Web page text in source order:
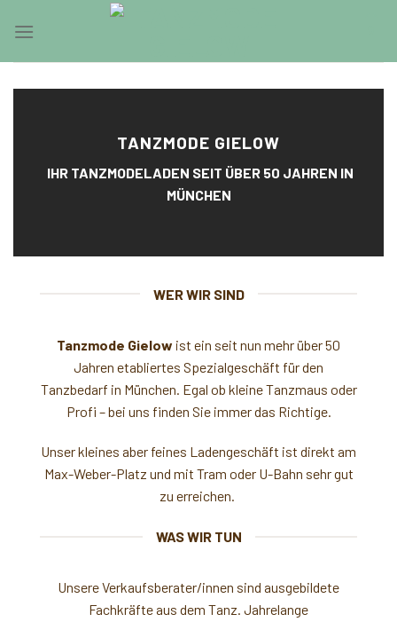
TANZMODE GIELOW
IHR TANZMODELADEN SEIT ÜBER 50 JAHREN IN
MÜNCHEN
WER WIR SIND
Tanzmode Gielow ist ein seit nun mehr über 50
Jahren etabliertes Spezialgeschäft für den
Tanzbedarf in München. Egal ob kleine Tanzmaus oder
Profi – bei uns finden Sie immer das Richtige.
Unser kleines aber feines Ladengeschäft ist direkt am
Max-Weber-Platz und mit Tram oder U-Bahn sehr gut
zu erreichen.
WAS WIR TUN
Unsere Verkaufsberater/innen sind ausgebildete
Fachkräfte aus dem Tanz. Jahrelange